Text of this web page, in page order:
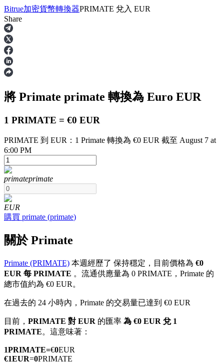
合約
多種以USDT結算的永續合約
幣本位永續
以數字貨幣為保證金的永續合約
美股、外匯、貴金屬及大宗商品衍生性商品
Bitrue加密貨幣轉換器PRIMATE 兌入 EUR
Share
將 Primate primate 轉換為 Euro EUR
1 PRIMATE = €0 EUR
PRIMATE 到 EUR：1 Primate 轉換為 €0 EUR 截至 August 7 at
6:00 PM
primateprimate
EUR
購買 primate (primate)
關於 Primate
Primate (PRIMATE) 本週經歷了 保持穩定，目前價格為 €0
EUR 每 PRIMATE 。流通供應量為 0 PRIMATE，Primate 的
總市值約為 €0 EUR。
在過去的 24 小時內，Primate 的交易量已達到 €0 EUR
目前， PRIMATE 對 EUR 的匯率 為 €0 EUR 兌 1
PRIMATE。這意味著：
1PRIMATE=€0EUR
€1EUR=0PRIMATE